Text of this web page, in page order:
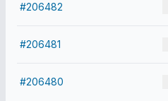
#206482
#206481
#206480